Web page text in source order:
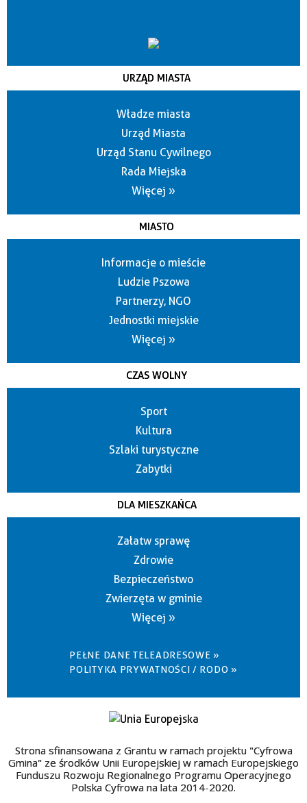
URZĄD MIASTA
Władze miasta
Urząd Miasta
Urząd Stanu Cywilnego
Rada Miejska
Więcej »
MIASTO
Informacje o mieście
Ludzie Pszowa
Partnerzy, NGO
Jednostki miejskie
Więcej »
CZAS WOLNY
Sport
Kultura
Szlaki turystyczne
Zabytki
DLA MIESZKAŃCA
Załatw sprawę
Zdrowie
Bezpieczeństwo
Zwierzęta w gminie
Więcej »
PEŁNE DANE TELEADRESOWE »
POLITYKA PRYWATNOŚCI / RODO »
Strona sfinansowana z Grantu w ramach projektu "Cyfrowa
Gmina" ze środków Unii Europejskiej w ramach Europejskiego
Funduszu Rozwoju Regionalnego Programu Operacyjnego
Polska Cyfrowa na lata 2014-2020.